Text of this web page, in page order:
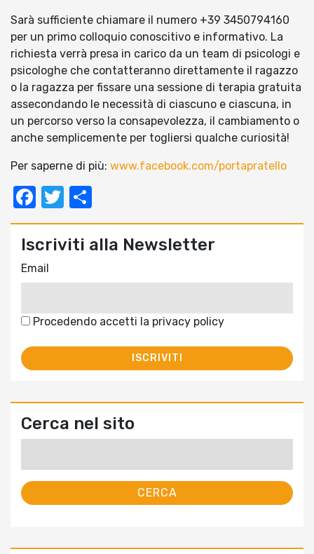
Sarà sufficiente chiamare il numero +39 3450794160
per un primo colloquio conoscitivo e informativo. La
richiesta verrà presa in carico da un team di psicologi e
psicologhe che contatteranno direttamente il ragazzo
o la ragazza per fissare una sessione di terapia gratuita
assecondando le necessità di ciascuno e ciascuna, in
un percorso verso la consapevolezza, il cambiamento o
anche semplicemente per togliersi qualche curiosità!
Per saperne di più: www.facebook.com/portapratello
Facebook
Twitter
Iscriviti alla Newsletter
Email
Procedendo accetti la privacy policy
Cerca nel sito